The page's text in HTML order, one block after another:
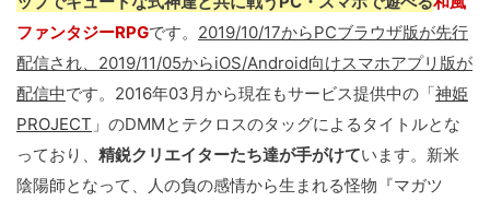
ファンタジーRPGです。 2019/10/17からPCブラウザ版が先行
配信され、2019/11/05からiOS/Android向けスマホアプリ版が
配信中です。2016年03月から現在もサービス提供中の「神姫
PROJECT 」のDMMとテクロスのタッグによるタイトルとな
っており、 精鋭クリエイターたち達が手がけています。新米
陰陽師となって、人の負の感情から生まれる怪物『マガツ